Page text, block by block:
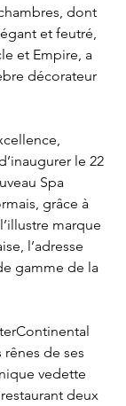
dont
et feutré,
et Empire, a
décorateur
le 22
Spa
grâce à
marque
l’adresse
gamme de la
de ses
vedette
deux